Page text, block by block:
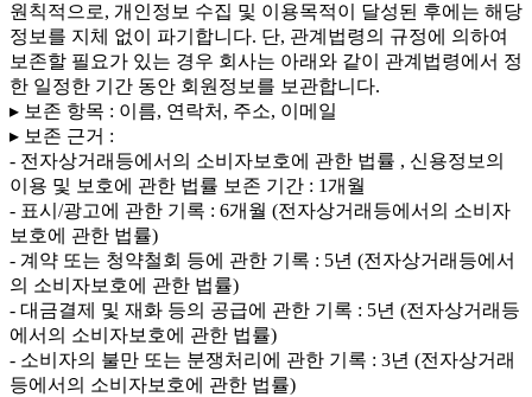
원칙적으로, 개인정보 수집 및 이용목적이 달성된 후에는 해당
정보를 지체 없이 파기합니다. 단, 관계법령의 규정에 의하여
보존할 필요가 있는 경우 회사는 아래와 같이 관계법령에서 정
한 일정한 기간 동안 회원정보를 보관합니다.
▸ 보존 항목 : 이름, 연락처, 주소, 이메일
▸ 보존 근거 :
- 전자상거래등에서의 소비자보호에 관한 법률 , 신용정보의
이용 및 보호에 관한 법률 보존 기간 : 1개월
- 표시/광고에 관한 기록 : 6개월 (전자상거래등에서의 소비자
보호에 관한 법률)
- 계약 또는 청약철회 등에 관한 기록 : 5년 (전자상거래등에서
의 소비자보호에 관한 법률)
- 대금결제 및 재화 등의 공급에 관한 기록 : 5년 (전자상거래등
에서의 소비자보호에 관한 법률)
- 소비자의 불만 또는 분쟁처리에 관한 기록 : 3년 (전자상거래
등에서의 소비자보호에 관한 법률)